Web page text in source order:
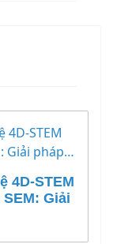
4D-STEM
Giải